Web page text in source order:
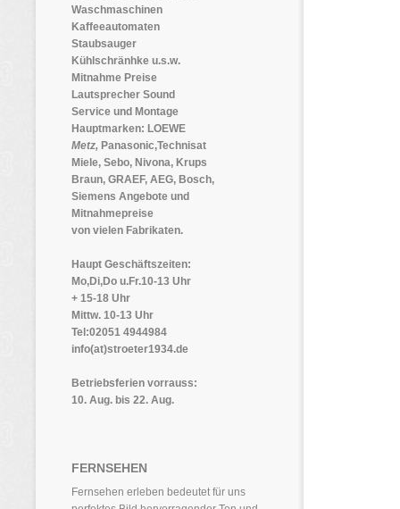
Waschmaschinen
Kaffeeautomaten
Staubsauger
Kühlschränhke u.s.w.
Mitnahme Preise
Lautsprecher Sound
Service und Montage
Hauptmarken: LOEWE
Metz, Panasonic,Technisat
Miele, Sebo, Nivona, Krups
Braun, GRAEF, AEG, Bosch,
Siemens Angebote und
Mitnahmepreise
von vielen Fabrikaten.
Haupt Geschäftszeiten:
Mo,Di,Do u.Fr.10-13 Uhr
+ 15-18 Uhr
Mittw. 10-13 Uhr
Tel:02051 4944984
info(at)stroeter1934.de
Betriebsferien vorrauss:
10. Aug. bis 22. Aug.
FERNSEHEN
Fernsehen erleben bedeutet für uns